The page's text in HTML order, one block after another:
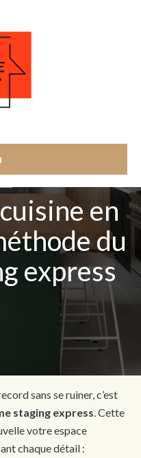
en
du
express
sans se ruiner, c’est
staging express . Cette
votre espace
chaque détail :